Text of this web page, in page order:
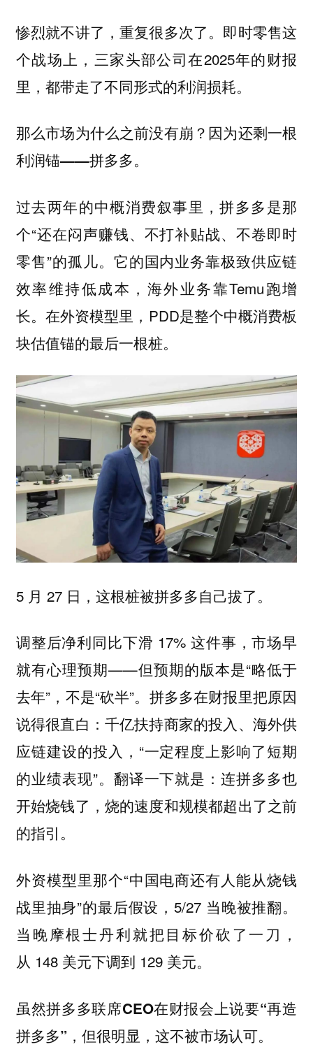
惨烈就不讲了，重复很多次了。即时零售这
个战场上，三家头部公司在2025年的财报
里，都带走了不同形式的利润损耗。
那么市场为什么之前没有崩？因为还剩一根
利润锚——拼多多。
过去两年的中概消费叙事里，拼多多是那
个“还在闷声赚钱、不打补贴战、不卷即时
零售”的孤儿。它的国内业务靠极致供应链
效率维持低成本，海外业务靠Temu跑增
长。在外资模型里，PDD是整个中概消费板
块估值锚的最后一根桩。
5 月 27 日，这根桩被拼多多自己拔了。
调整后净利同比下滑 17% 这件事，市场早
就有心理预期——但预期的版本是“略低于
去年”，不是“砍半”。拼多多在财报里把原因
说得很直白：千亿扶持商家的投入、海外供
应链建设的投入，“一定程度上影响了短期
的业绩表现”。翻译一下就是：连拼多多也
开始烧钱了，烧的速度和规模都超出了之前
的指引。
外资模型里那个“中国电商还有人能从烧钱
战里抽身”的最后假设，5/27 当晚被推翻。
当晚摩根士丹利就把目标价砍了一刀，
从 148 美元下调到 129 美元。
虽然拼多多联席CEO在财报会上说要“再造
拼多多”，但很明显，这不被市场认可。